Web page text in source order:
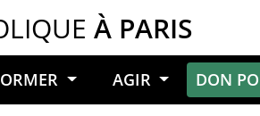
À PARIS
AGIR DON